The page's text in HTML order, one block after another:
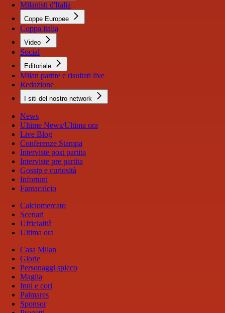
Milanisti d'Italia
Coppe Europee
Coppa italia
Video
Social
Editoriale
Milan partite e risultati live
Redazione
I siti del nostro network
News
Ultime News/Ultima ora
Live Blog
Conferenze Stampa
Interviste post partita
Interviste pre partita
Gossip e curiosità
Infortuni
Fantacalcio
Calciomercato
Scenari
Ufficialità
Ultima ora
Casa Milan
Glorie
Personaggi spicco
Maglia
Inni e cori
Palmares
Sponsor